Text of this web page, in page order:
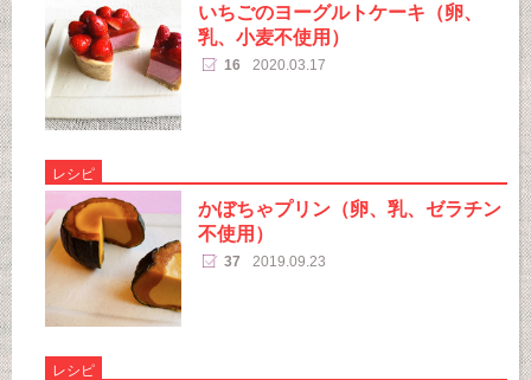
いちごのヨーグルトケーキ（卵、
乳、小麦不使用）
16 2020.03.17
レシピ
かぼちゃプリン（卵、乳、ゼラチン
不使用）
37 2019.09.23
レシピ